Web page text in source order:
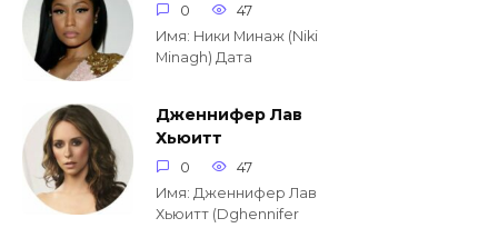
0
47
Имя: Ники Минаж (Niki
Minagh) Дата
Дженнифер Лав
Хьюитт
0
47
Имя: Дженнифер Лав
Хьюитт (Dghennifer